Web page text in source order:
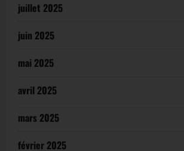
juillet 2025
juin 2025
mai 2025
avril 2025
mars 2025
février 2025